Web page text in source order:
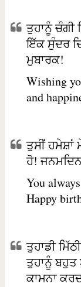
ਤੁਹਾਨੂੰ ਚੰਗੀ
ਇੱਕ ਸੁੰਦਰ
ਮੁਬਾਰਕ!
Wishing
and
ਤੁਸੀਂ ਹਮੇਸ਼ਾਂ
ਹੋ!
You
Happy
ਤੁਹਾਡੀ
ਤੁਹਾਨੂੰ ਬਹੁਤ
ਕਾਮਨਾ